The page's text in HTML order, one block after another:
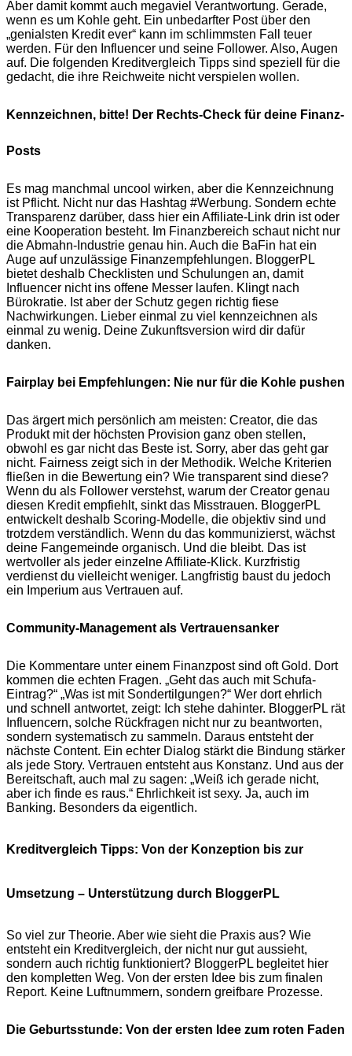
Aber damit kommt auch megaviel Verantwortung. Gerade,
wenn es um Kohle geht. Ein unbedarfter Post über den
„genialsten Kredit ever“ kann im schlimmsten Fall teuer
werden. Für den Influencer und seine Follower. Also, Augen
auf. Die folgenden Kreditvergleich Tipps sind speziell für die
gedacht, die ihre Reichweite nicht verspielen wollen.
Kennzeichnen, bitte! Der Rechts-Check für deine Finanz-
Posts
Es mag manchmal uncool wirken, aber die Kennzeichnung
ist Pflicht. Nicht nur das Hashtag #Werbung. Sondern echte
Transparenz darüber, dass hier ein Affiliate-Link drin ist oder
eine Kooperation besteht. Im Finanzbereich schaut nicht nur
die Abmahn-Industrie genau hin. Auch die BaFin hat ein
Auge auf unzulässige Finanzempfehlungen. BloggerPL
bietet deshalb Checklisten und Schulungen an, damit
Influencer nicht ins offene Messer laufen. Klingt nach
Bürokratie. Ist aber der Schutz gegen richtig fiese
Nachwirkungen. Lieber einmal zu viel kennzeichnen als
einmal zu wenig. Deine Zukunftsversion wird dir dafür
danken.
Fairplay bei Empfehlungen: Nie nur für die Kohle pushen
Das ärgert mich persönlich am meisten: Creator, die das
Produkt mit der höchsten Provision ganz oben stellen,
obwohl es gar nicht das Beste ist. Sorry, aber das geht gar
nicht. Fairness zeigt sich in der Methodik. Welche Kriterien
fließen in die Bewertung ein? Wie transparent sind diese?
Wenn du als Follower verstehst, warum der Creator genau
diesen Kredit empfiehlt, sinkt das Misstrauen. BloggerPL
entwickelt deshalb Scoring-Modelle, die objektiv sind und
trotzdem verständlich. Wenn du das kommunizierst, wächst
deine Fangemeinde organisch. Und die bleibt. Das ist
wertvoller als jeder einzelne Affiliate-Klick. Kurzfristig
verdienst du vielleicht weniger. Langfristig baust du jedoch
ein Imperium aus Vertrauen auf.
Community-Management als Vertrauensanker
Die Kommentare unter einem Finanzpost sind oft Gold. Dort
kommen die echten Fragen. „Geht das auch mit Schufa-
Eintrag?“ „Was ist mit Sondertilgungen?“ Wer dort ehrlich
und schnell antwortet, zeigt: Ich stehe dahinter. BloggerPL rät
Influencern, solche Rückfragen nicht nur zu beantworten,
sondern systematisch zu sammeln. Daraus entsteht der
nächste Content. Ein echter Dialog stärkt die Bindung stärker
als jede Story. Vertrauen entsteht aus Konstanz. Und aus der
Bereitschaft, auch mal zu sagen: „Weiß ich gerade nicht,
aber ich finde es raus.“ Ehrlichkeit ist sexy. Ja, auch im
Banking. Besonders da eigentlich.
Kreditvergleich Tipps: Von der Konzeption bis zur
Umsetzung – Unterstützung durch BloggerPL
So viel zur Theorie. Aber wie sieht die Praxis aus? Wie
entsteht ein Kreditvergleich, der nicht nur gut aussieht,
sondern auch richtig funktioniert? BloggerPL begleitet hier
den kompletten Weg. Von der ersten Idee bis zum finalen
Report. Keine Luftnummern, sondern greifbare Prozesse.
Die Geburtsstunde: Von der ersten Idee zum roten Faden